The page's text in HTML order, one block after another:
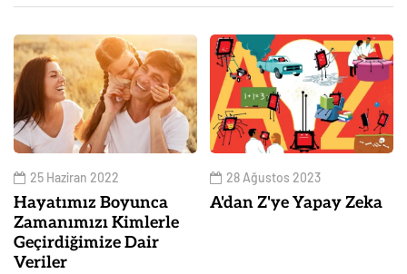
25 Haziran 2022
Hayatımız Boyunca
Zamanımızı Kimlerle
Geçirdiğimize Dair
Veriler
28 Ağustos 2023
A'dan Z'ye Yapay Zeka